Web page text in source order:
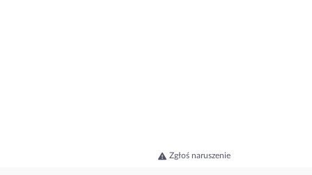
Zgłoś naruszenie